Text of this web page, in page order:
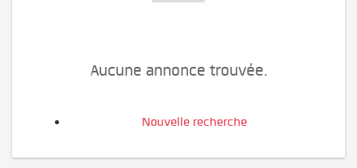
Aucune annonce trouvée.
Nouvelle recherche